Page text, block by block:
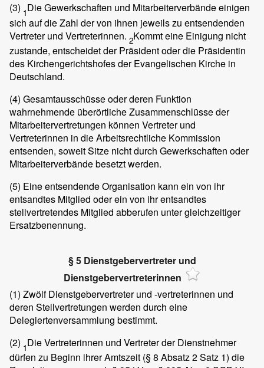
(3) 1Die Gewerkschaften und Mitarbeiterverbände einigen
sich auf die Zahl der von ihnen jeweils zu entsendenden
Vertreter und Vertreterinnen. 2Kommt eine Einigung nicht
zustande, entscheidet der Präsident oder die Präsidentin
des Kirchengerichtshofes der Evangelischen Kirche in
Deutschland.
(4) Gesamtausschüsse oder deren Funktion
wahrnehmende überörtliche Zusammenschlüsse der
Mitarbeitervertretungen können Vertreter und
Vertreterinnen in die Arbeitsrechtliche Kommission
entsenden, soweit Sitze nicht durch Gewerkschaften oder
Mitarbeiterverbände besetzt werden.
(5) Eine entsendende Organisation kann ein von ihr
entsandtes Mitglied oder ein von ihr entsandtes
stellvertretendes Mitglied abberufen unter gleichzeitiger
Ersatzbenennung.
§ 5 Dienstgebervertreter und
Dienstgebervertreterinnen
(1) Zwölf Dienstgebervertreter und -vertreterinnen und
deren Stellvertretungen werden durch eine
Delegiertenversammlung bestimmt.
(2) 1Die Vertreterinnen und Vertreter der Dienstnehmer
dürfen zu Beginn ihrer Amtszeit (§ 8 Absatz 2 Satz 1) die